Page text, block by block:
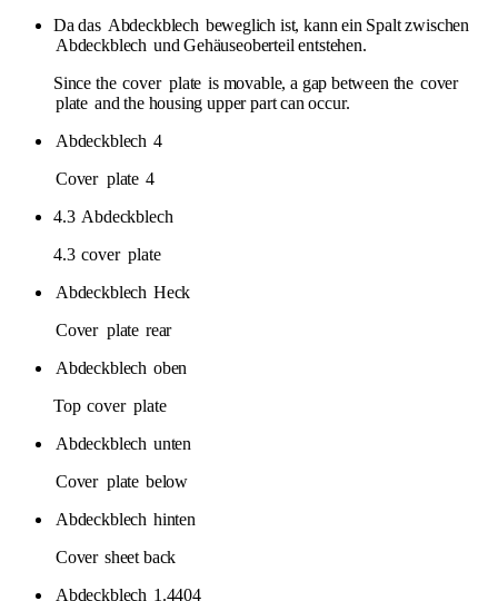
Da das Abdeckblech beweglich ist, kann ein Spalt zwischen
Abdeckblech und Gehäuseoberteil entstehen.
Since the cover plate is movable, a gap between the cover
plate and the housing upper part can occur.
Abdeckblech 4
Cover plate 4
4.3 Abdeckblech
4.3 cover plate
Abdeckblech Heck
Cover plate rear
Abdeckblech oben
Top cover plate
Abdeckblech unten
Cover plate below
Abdeckblech hinten
Cover sheet back
Abdeckblech 1.4404